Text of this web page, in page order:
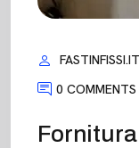
FASTINFISSI.IT
0 COMMENTS
Fornitura